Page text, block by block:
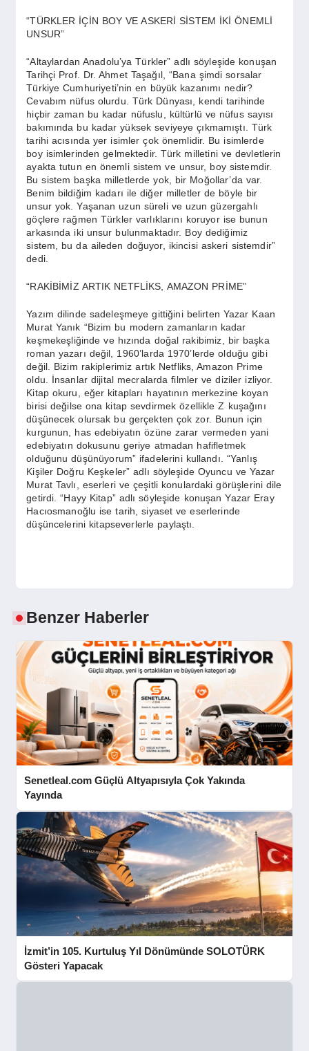
“TÜRKLER İÇİN BOY VE ASKERİ SİSTEM İKİ ÖNEMLİ
UNSUR”
“Altaylardan Anadolu’ya Türkler” adlı söyleşide konuşan
Tarihçi Prof. Dr. Ahmet Taşağıl, “Bana şimdi sorsalar
Türkiye Cumhuriyeti’nin en büyük kazanımı nedir?
Cevabım nüfus olurdu. Türk Dünyası, kendi tarihinde
hiçbir zaman bu kadar nüfuslu, kültürlü ve nüfus sayısı
bakımında bu kadar yüksek seviyeye çıkmamıştı. Türk
tarihi acısında yer isimler çok önemlidir. Bu isimlerde
boy isimlerinden gelmektedir. Türk milletini ve devletlerin
ayakta tutun en önemli sistem ve unsur, boy sistemdir.
Bu sistem başka milletlerde yok, bir Moğollar’da var.
Benim bildiğim kadarı ile diğer milletler de böyle bir
unsur yok. Yaşanan uzun süreli ve uzun güzergahlı
göçlere rağmen Türkler varlıklarını koruyor ise bunun
arkasında iki unsur bulunmaktadır. Boy dediğimiz
sistem, bu da aileden doğuyor, ikincisi askeri sistemdir”
dedi.
“RAKİBİMİZ ARTIK NETFLİKS, AMAZON PRİME”
Yazım dilinde sadeleşmeye gittiğini belirten Yazar Kaan
Murat Yanık “Bizim bu modern zamanların kadar
keşmekeşliğinde ve hızında doğal rakibimiz, bir başka
roman yazarı değil, 1960’larda 1970’lerde olduğu gibi
değil. Bizim rakiplerimiz artık Netfliks, Amazon Prime
oldu. İnsanlar dijital mecralarda filmler ve diziler izliyor.
Kitap okuru, eğer kitapları hayatının merkezine koyan
birisi değilse ona kitap sevdirmek özellikle Z kuşağını
düşünecek olursak bu gerçekten çok zor. Bunun için
kurgunun, has edebiyatın özüne zarar vermeden yani
edebiyatın dokusunu geriye atmadan hafifletmek
olduğunu düşünüyorum” ifadelerini kullandı. “Yanlış
Kişiler Doğru Keşkeler” adlı söyleşide Oyuncu ve Yazar
Murat Tavlı, eserleri ve çeşitli konulardaki görüşlerini dile
getirdi. “Hayy Kitap” adlı söyleşide konuşan Yazar Eray
Hacıosmanoğlu ise tarih, siyaset ve eserlerinde
düşüncelerini kitapseverlerle paylaştı.
Benzer Haberler
Senetleal.com Güçlü Altyapısıyla Çok Yakında
Yayında
İzmit’in 105. Kurtuluş Yıl Dönümünde SOLOTÜRK
Gösteri Yapacak